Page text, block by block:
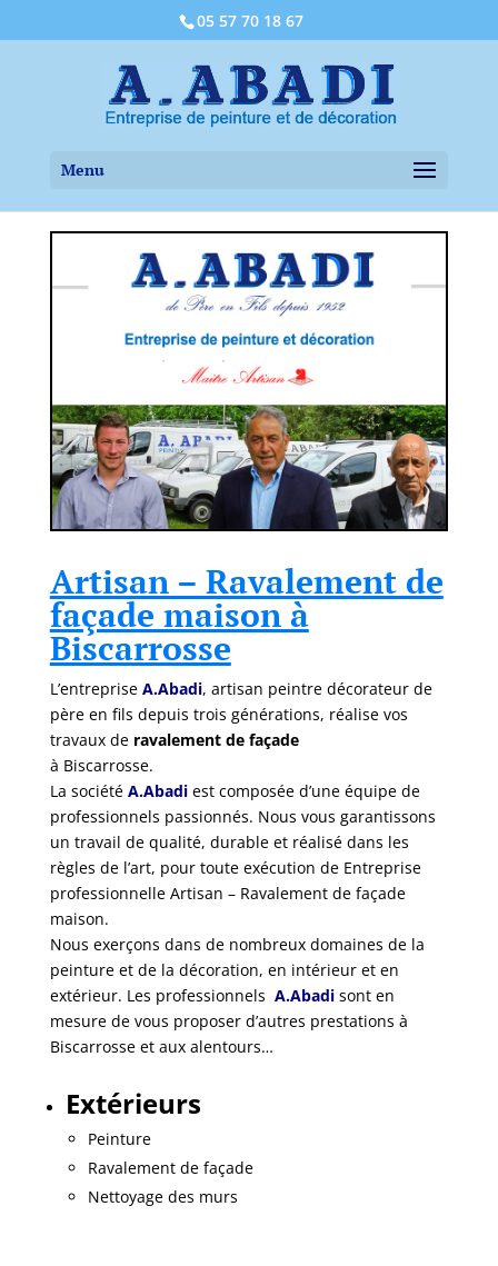
05 57 70 18 67
Artisan – Ravalement de
façade maison à
Biscarrosse
L’entreprise A.Abadi, artisan peintre décorateur de
père en fils depuis trois générations, réalise vos
travaux de ravalement de façade
à Biscarrosse.
La société A.Abadiest composée d’une équipe de
professionnels passionnés. Nous vous garantissons
un travail de qualité, durable et réalisé dans les
règles de l’art, pour toute exécution de Entreprise
professionnelle Artisan – Ravalement de façade
maison.
Nous exerçons dans de nombreux domaines de la
peinture et de la décoration, en intérieur et en
extérieur. Les professionnels A.Abadisont en
mesure de vous proposer d’autres prestations à
Biscarrosse et aux alentours…
Extérieurs
Peinture
Ravalement de façade
Nettoyage des murs